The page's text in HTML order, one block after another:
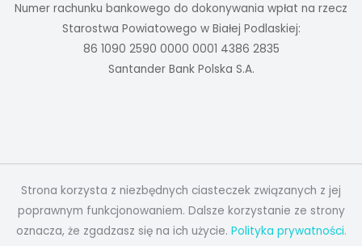
Numer rachunku bankowego do dokonywania wpłat na rzecz
Starostwa Powiatowego w Białej Podlaskiej:
86 1090 2590 0000 0001 4386 2835
Santander Bank Polska S.A.
Strona korzysta z niezbędnych ciasteczek związanych z jej
poprawnym funkcjonowaniem. Dalsze korzystanie ze strony
oznacza, że zgadzasz się na ich użycie. Polityka prywatności.